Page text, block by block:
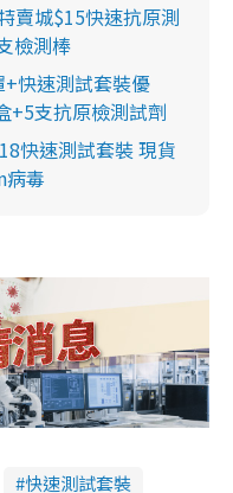
賣城$15快速抗原測
檢測棒
快速測試套裝優
+5支抗原檢測試劑
快速測試套裝 現貨
毒
快速測試套裝